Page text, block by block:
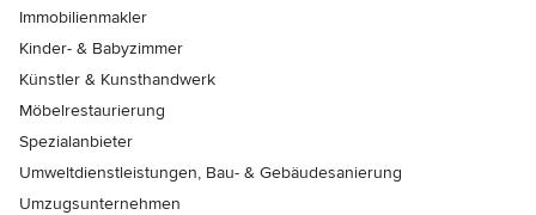
Immobilienmakler
Kinder- & Babyzimmer
Künstler & Kunsthandwerk
Möbelrestaurierung
Spezialanbieter
Umweltdienstleistungen, Bau- & Gebäudesanierung
Umzugsunternehmen